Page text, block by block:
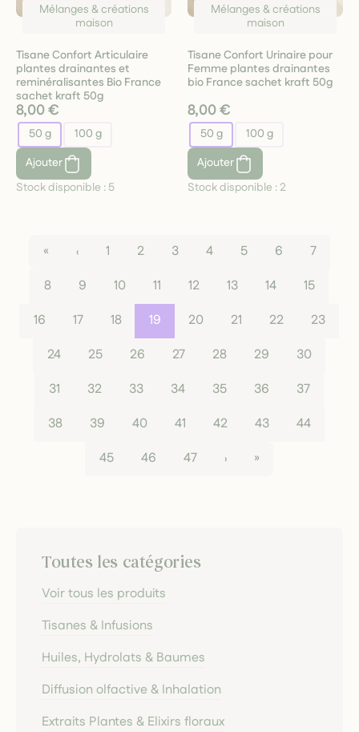
Mélanges & créations
maison
Tisane Confort Articulaire
plantes drainantes et
reminéralisantes Bio France
sachet kraft 50g
8,00 €
50 g
100 g
Ajouter
Stock disponible : 5
Mélanges & créations
maison
Tisane Confort Urinaire pour
Femme plantes drainantes
bio France sachet kraft 50g
8,00 €
50 g
100 g
Ajouter
Stock disponible : 2
« ‹ 1 2 3 4 5 6
7
8
9 10 11 12 13 14
15
16
17 18 19 20 21 22
23
24
25 26 27 28 29
30
31
32 33 34 35 36
37
38
39 40 41 42 43
44
45
46 47 › »
Toutes les catégories
Voir tous les produits
Tisanes & Infusions
Huiles, Hydrolats & Baumes
Diffusion olfactive & Inhalation
Extraits Plantes & Elixirs floraux